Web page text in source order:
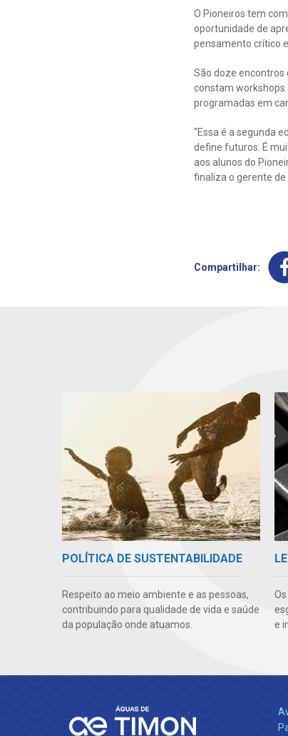
O Pioneiros tem
oportunidade de
pensamento crítico
São doze encontros
constam workshops
programadas em
“Essa é a segunda
define futuros. É
aos alunos do
finaliza o gerente de
Compartilhar:
POLÍTICA DE SUSTENTABILIDADE
Respeito ao meio ambiente e as pessoas,
contribuindo para qualidade de vida e saúde
da população onde atuamos.
e